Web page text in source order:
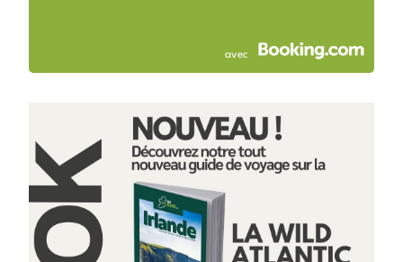
avec